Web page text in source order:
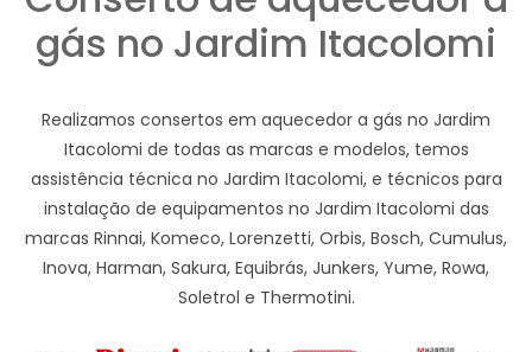
gás no Jardim Itacolomi
Realizamos consertos em aquecedor a gás no Jardim
Itacolomi de todas as marcas e modelos, temos
assistência técnica no Jardim Itacolomi, e técnicos para
instalação de equipamentos no Jardim Itacolomi das
marcas Rinnai, Komeco, Lorenzetti, Orbis, Bosch, Cumulus,
Inova, Harman, Sakura, Equibrás, Junkers, Yume, Rowa,
Soletrol e Thermotini.